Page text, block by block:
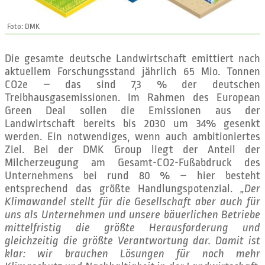
Foto: DMK
Die gesamte deutsche Landwirtschaft emittiert nach
aktuellem Forschungsstand jährlich 65 Mio. Tonnen
CO2e – das sind 7,3 % der deutschen
Treibhausgasemissionen. Im Rahmen des European
Green Deal sollen die Emissionen aus der
Landwirtschaft bereits bis 2030 um 34% gesenkt
werden. Ein notwendiges, wenn auch ambitioniertes
Ziel. Bei der DMK Group liegt der Anteil der
Milcherzeugung am Gesamt-CO2-Fußabdruck des
Unternehmens bei rund 80 % – hier besteht
entsprechend das größte Handlungspotenzial. „Der
Klimawandel stellt für die Gesellschaft aber auch für
uns als Unternehmen und unsere bäuerlichen Betriebe
mittelfristig die größte Herausforderung und
gleichzeitig die größte Verantwortung dar. Damit ist
klar: wir brauchen Lösungen für noch mehr